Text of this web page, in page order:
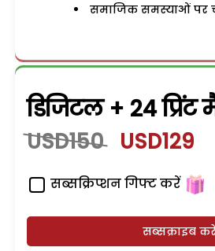
समाजिक समस्याओं पर
डिजिटल + 24
USD150 USD129
सब्सक्रिप्शन गिफ्ट करें
सब्सक्राइब